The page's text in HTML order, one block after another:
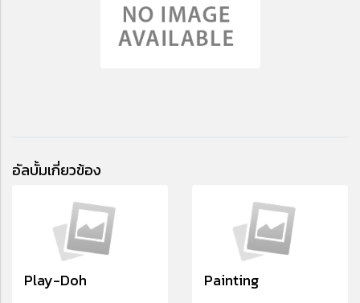
อัลบั้มเกี่ยวข้อง
Play-Doh Painting